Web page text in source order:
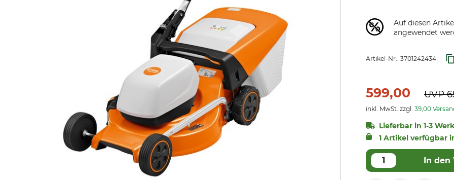
Auf diesen
angewendet
Artikel-Nr.: 3701242434
599,00 UVP
inkl. MwSt. zzgl. 39,00
Lieferbar in 1-3
1 Artikel verfügbar
In den